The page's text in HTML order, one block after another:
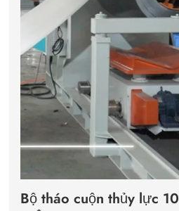
Bộ tháo cuộn thủy lực